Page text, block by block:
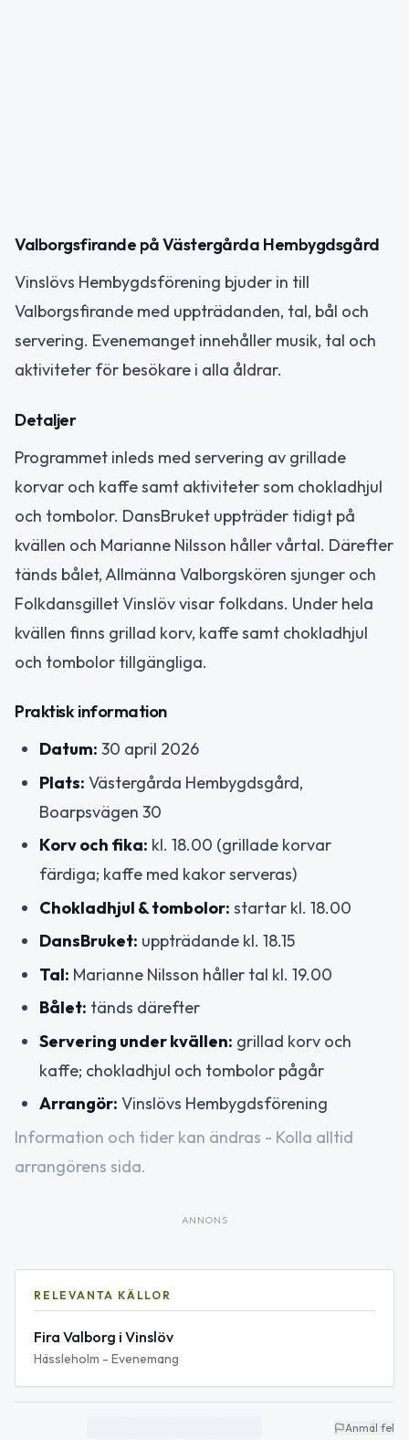
Valborgsfirande på Västergårda Hembygdsgård
Vinslövs Hembygdsförening bjuder in till
Valborgsfirande med uppträdanden, tal, bål och
servering. Evenemanget innehåller musik, tal och
aktiviteter för besökare i alla åldrar.
Detaljer
Programmet inleds med servering av grillade
korvar och kaffe samt aktiviteter som chokladhjul
och tombolor. DansBruket uppträder tidigt på
kvällen och Marianne Nilsson håller vårtal. Därefter
tänds bålet, Allmänna Valborgskören sjunger och
Folkdansgillet Vinslöv visar folkdans. Under hela
kvällen finns grillad korv, kaffe samt chokladhjul
och tombolor tillgängliga.
Praktisk information
Datum: 30 april 2026
Plats: Västergårda Hembygdsgård,
Boarpsvägen 30
Korv och fika: kl. 18.00 (grillade korvar
färdiga; kaffe med kakor serveras)
Chokladhjul & tombolor: startar kl. 18.00
DansBruket: uppträdande kl. 18.15
Tal: Marianne Nilsson håller tal kl. 19.00
Bålet: tänds därefter
Servering under kvällen: grillad korv och
kaffe; chokladhjul och tombolor pågår
Arrangör: Vinslövs Hembygdsförening
Information och tider kan ändras - Kolla alltid
arrangörens sida.
ANNONS
RELEVANTA KÄLLOR
Fira Valborg i Vinslöv
Hässleholm - Evenemang
Anmäl fel